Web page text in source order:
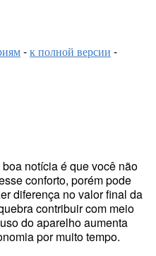
-к полной версии -
boa notícia é que você não
conforto, porém pode
diferença no valor final da
contribuir com meio
do aparelho aumenta
por muito tempo.